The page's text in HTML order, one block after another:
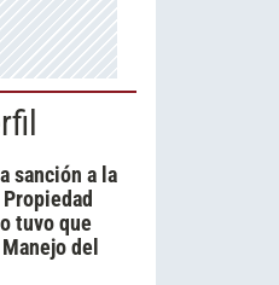
sanción a la
tuvo que
del